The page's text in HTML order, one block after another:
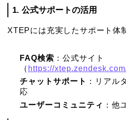
1. 公式サポートの活用
XTEPには充実したサポート体
FAQ検索 ：公式サイト
（ https://
チャットサポート
：リアル
応
ユーザーコミュニティ ：他